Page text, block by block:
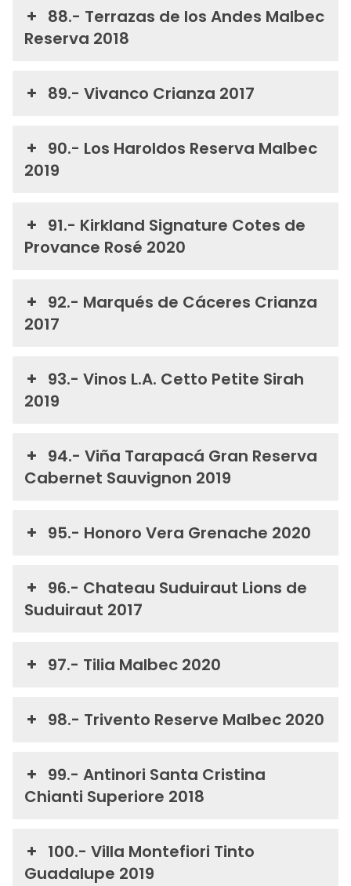
88.- Terrazas de los Andes Malbec
Reserva 2018
89.- Vivanco Crianza 2017
90.- Los Haroldos Reserva Malbec
2019
91.- Kirkland Signature Cotes de
Provance Rosé 2020
92.- Marqués de Cáceres Crianza
2017
93.- Vinos L.A. Cetto Petite Sirah
2019
94.- Viña Tarapacá Gran Reserva
Cabernet Sauvignon 2019
95.- Honoro Vera Grenache 2020
96.- Chateau Suduiraut Lions de
Suduiraut 2017
97.- Tilia Malbec 2020
98.- Trivento Reserve Malbec 2020
99.- Antinori Santa Cristina
Chianti Superiore 2018
100.- Villa Montefiori Tinto
Guadalupe 2019